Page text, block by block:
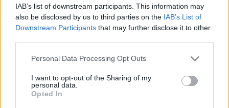
IAB’s list of downstream participants. This information may
also be disclosed by us to third parties on the IAB’s List of
Downstream Participants that may further disclose it to other
Personal Data Processing Opt Outs
I want to opt-out of the Sharing of my
personal data.
Opted In
nerușinate ale soților Cumpănașu vorbește și Mălin Bot.
https://www.facebook.com/malin.bot/videos/2517943734
941785/
Puteți susține ZIARISTII.COM făcând odonație
Vă mulțumim!